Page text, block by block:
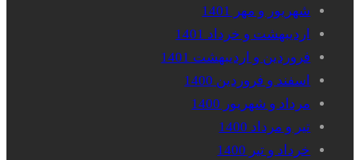
شهریور و مهر 1401
اردیبهشت و خرداد 1401
فروردین و اردیبهشت 1401
اسفند و فروردین 1400
مرداد و شهریور 1400
تیر و مرداد 1400
خرداد و تیر 1400